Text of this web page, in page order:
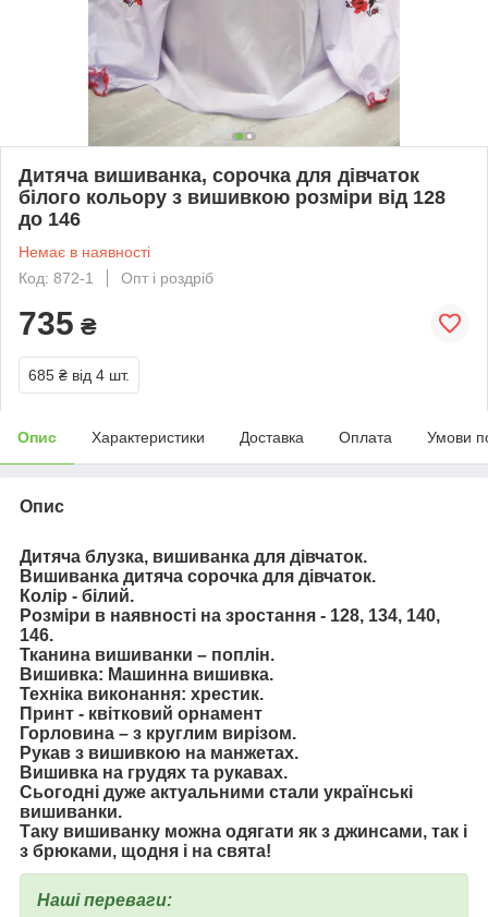
Дитяча вишиванка, сорочка для дівчаток
білого кольору з вишивкою розміри від 128
до 146
Немає в наявності
Код: 872-1
Опт і роздріб
735 ₴
685 ₴ від 4 шт.
Опис Характеристики Доставка Оплата Умови
Опис
Дитяча блузка, вишиванка для дівчаток.
Вишиванка дитяча сорочка для дівчаток.
Колір - білий.
Розміри в наявності на зростання - 128, 134, 140,
146.
Тканина вишиванки – поплін.
Вишивка: Машинна вишивка.
Техніка виконання: хрестик.
Принт - квітковий орнамент
Горловина – з круглим вирізом.
Рукав з вишивкою на манжетах.
Вишивка на грудях та рукавах.
Сьогодні дуже актуальними стали українські
вишиванки.
Таку вишиванку можна одягати як з джинсами, так і
з брюками, щодня і на свята!
Наші переваги: